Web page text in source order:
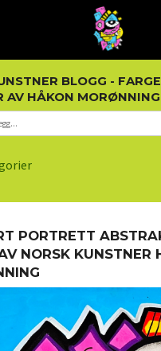
BLOGG -
AV HÅKON
KUNSTNEREN
KUNST
PORTRETT
NORSK KUNSTNER